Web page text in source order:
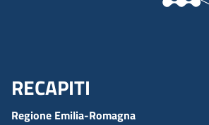
Menu Footer
RECAPITI
Regione Emilia-Romagna